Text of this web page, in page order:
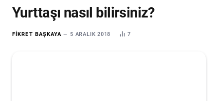
Yurttaşı nasıl bilirsiniz?
FIKRET BAŞKAYA 5 ARALIK 2018 7